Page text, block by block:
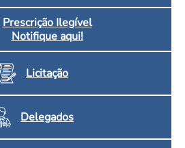
Prescrição Ilegível
Notifique aqui!
Licitação
Delegados